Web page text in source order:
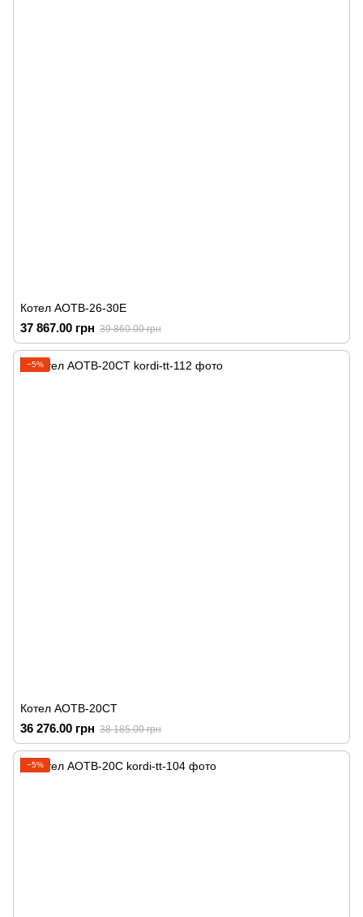
Котел АОТВ-26-30Е
37 867.00 грн 39 860.00 грн
−5%
Котел АОТВ-20СТ
36 276.00 грн 38 185.00 грн
−5%